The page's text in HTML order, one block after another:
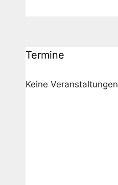
Termine
Keine Veranstaltungen